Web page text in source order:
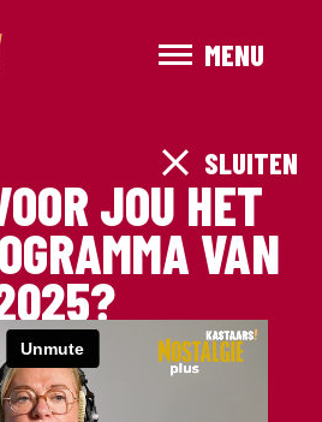
MENU
SLUITEN
JOU HET
VAN